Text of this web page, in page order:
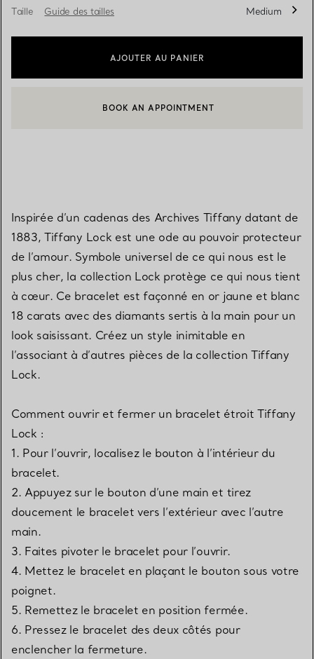
Taille Guide des tailles Medium
AJOUTER AU PANIER
CONTACTER UN CONSEILLER CLIENT OU PRENDRE RENDEZ-
BOOK AN APPOINTMENT
Inspirée d’un cadenas des Archives Tiffany datant de
1883, Tiffany Lock est une ode au pouvoir protecteur
de l’amour. Symbole universel de ce qui nous est le
plus cher, la collection Lock protège ce qui nous tient
à cœur. Ce bracelet est façonné en or jaune et blanc
18 carats avec des diamants sertis à la main pour un
look saisissant. Créez un style inimitable en
l’associant à d’autres pièces de la collection Tiffany
Lock.
Comment ouvrir et fermer un bracelet étroit Tiffany
Lock :
1. Pour l’ouvrir, localisez le bouton à l’intérieur du
bracelet.
2. Appuyez sur le bouton d’une main et tirez
doucement le bracelet vers l’extérieur avec l’autre
main.
3. Faites pivoter le bracelet pour l’ouvrir.
4. Mettez le bracelet en plaçant le bouton sous votre
poignet.
5. Remettez le bracelet en position fermée.
6. Pressez le bracelet des deux côtés pour
enclencher la fermeture.